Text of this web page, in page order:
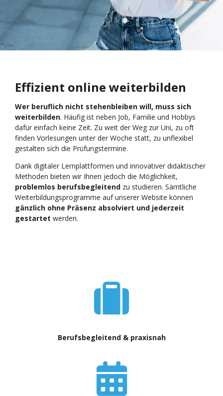
Effizient online weiterbilden
Wer beruflich nicht stehenbleiben will, muss sich
weiterbilden. Häufig ist neben Job, Familie und Hobbys
dafür einfach keine Zeit. Zu weit der Weg zur Uni, zu oft
finden Vorlesungen unter der Woche statt, zu unflexibel
gestalten sich die Prüfungstermine.
Dank digitaler Lernplattformen und innovativer didaktischer
Methoden bieten wir Ihnen jedoch die Möglichkeit,
problemlos berufsbegleitend zu studieren. Sämtliche
Weiterbildungsprogramme auf unserer Website können
gänzlich ohne Präsenz absolviert und jederzeit
gestartet werden.
Berufsbegleitend & praxisnah